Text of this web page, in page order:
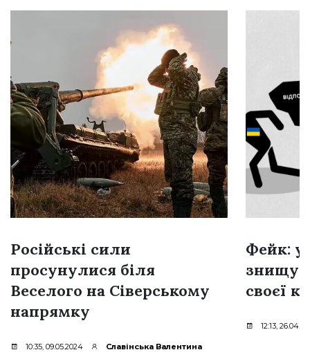
Російські сили
просунулися біля
Веселого на Сіверському
напрямку
10:35, 09.05.2024 Славінська Валентина
Фейк:
своєї
12:13,